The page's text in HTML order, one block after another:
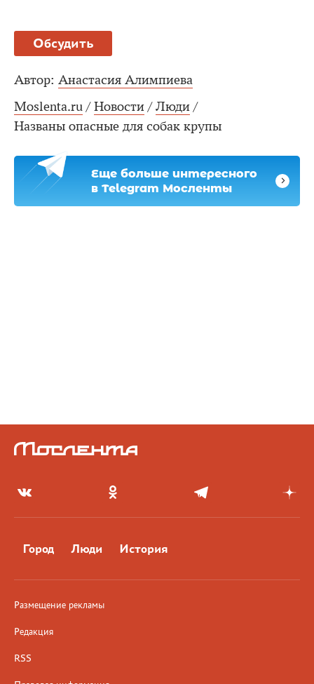
Обсудить
Автор: Анастасия Алимпиева
Moslenta.ru / Новости / Люди /
Названы опасные для собак крупы
Еще больше интересного
в Telegram Мосленты
Город Люди История
Размещение рекламы
Редакция
RSS